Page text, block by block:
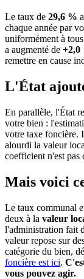
Le taux de 29,6 %
chaque année par
uniformément à
a augmenté de +2,0
remettre en cause
L'État
En parallèle, l'État
votre bien :
votre taxe foncière.
alourdi la valeur
coefficient n'est pas
Mais voici
Le taux communal
deux à la valeur
l'administration fait
valeur repose sur
catégorie du bien,
foncière est ici.
vous pouvez agir.